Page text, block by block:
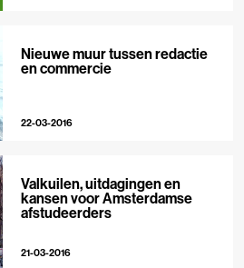
Nieuwe muur tussen redactie
en commercie
22-03-2016
Valkuilen, uitdagingen en
kansen voor Amsterdamse
afstudeerders
21-03-2016